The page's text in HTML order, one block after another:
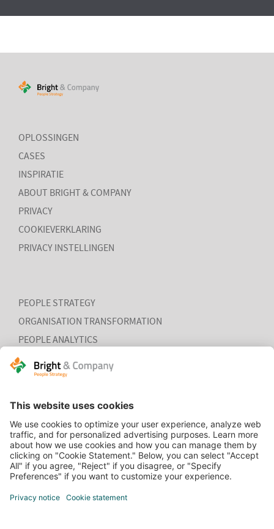
OPLOSSINGEN
CASES
INSPIRATIE
ABOUT BRIGHT & COMPANY
PRIVACY
COOKIEVERKLARING
PRIVACY INSTELLINGEN
PEOPLE STRATEGY
ORGANISATION TRANSFORMATION
PEOPLE ANALYTICS
HR ORGANISATION EFFECTIVENESS
HOME
CONTACT
COOKIEVERKLARING
VACATURES